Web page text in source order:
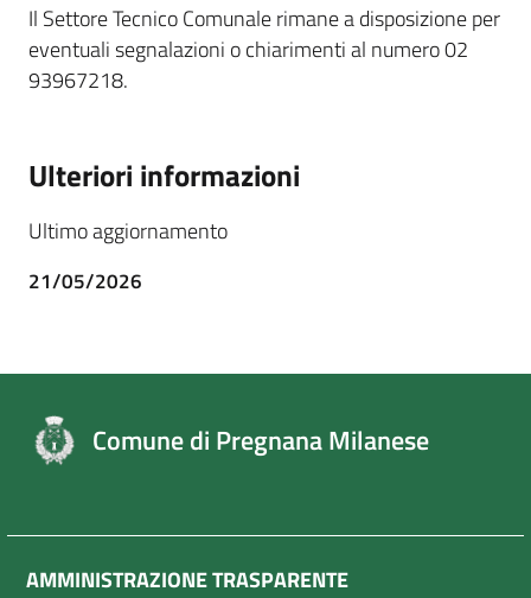
Il Settore Tecnico Comunale rimane a disposizione per
eventuali segnalazioni o chiarimenti al numero 02
93967218.
Ulteriori informazioni
Ultimo aggiornamento
21/05/2026
Comune di Pregnana Milanese
AMMINISTRAZIONE TRASPARENTE